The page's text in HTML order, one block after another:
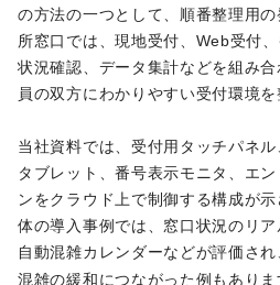
の方法の一つとして、順番整理用
所窓口では、現地受付、Web受付
状況確認、データ集計などを組み
員の双方にわかりやすい受付環境を
当社資料では、受付用タッチパネ
タブレット、番号表示モニタ、エ
ンをクラウド上で制御する構成が
体の導入事例では、窓口状況のリ
自動混雑カレンダーなどが評価さ
混雑の緩和につながった例もありま